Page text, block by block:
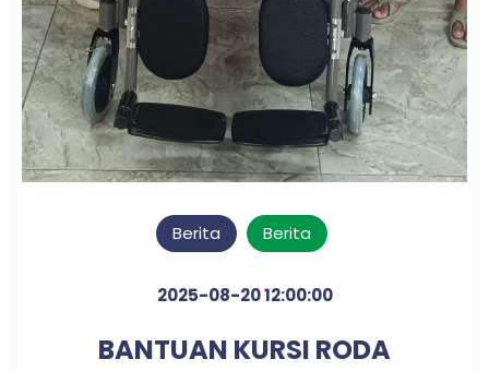
Berita Berita
2025-08-20 12:00:00
BANTUAN KURSI RODA